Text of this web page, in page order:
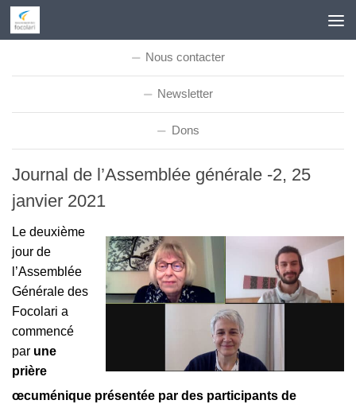
Skip to content
Nous contacter
Newsletter
Dons
Journal de l’Assemblée générale -2, 25
janvier 2021
Le deuxième
jour de
l’Assemblée
Générale des
Focolari a
commencé
par une
prière
œcuménique présentée par des participants de